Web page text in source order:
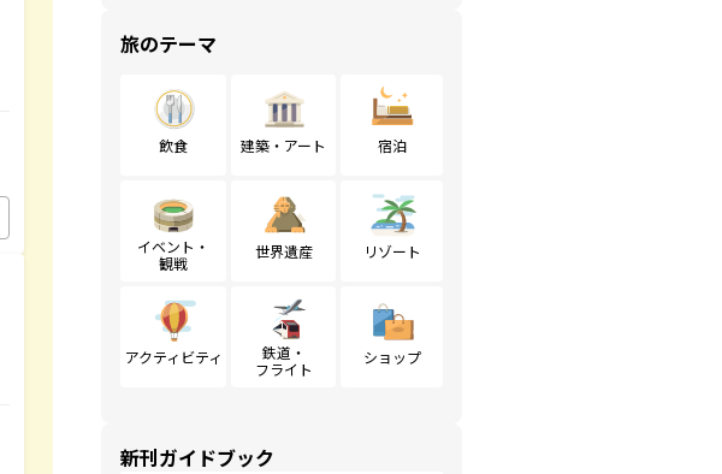
旅のテーマ
飲食 建築・アート 宿泊
イベント・
観戦
世界遺産 リゾート
アクティビティ
鉄道・
フライト
ショップ
新刊ガイドブック